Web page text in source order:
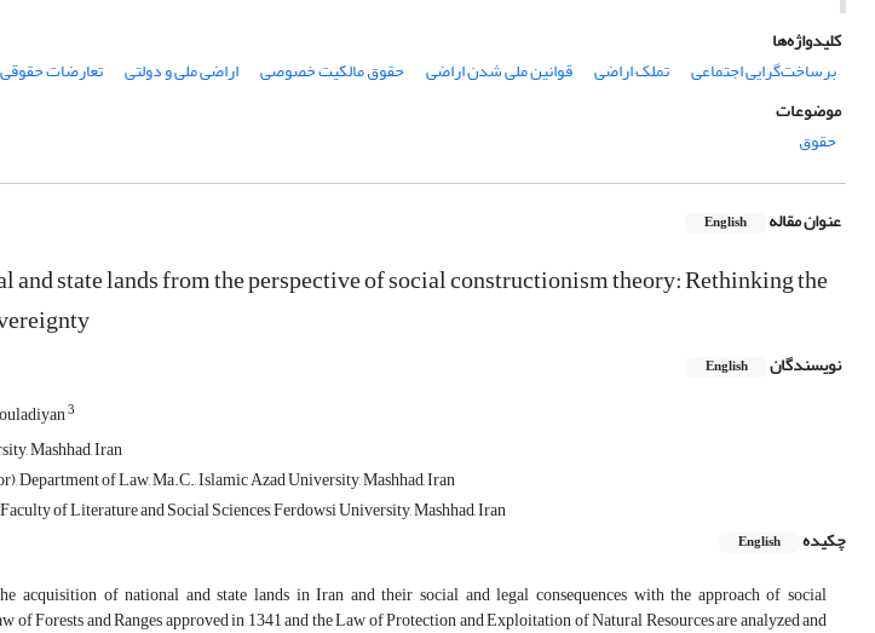
کلیدواژه‌ها
برساخت‌گرایی اجتماعی
تملک اراضی قوانین ملی شدن اراضی حقوق مالکیت خصوصی اراضی ملی و دولتی
تعارضات حقوقی
موضوعات
حقوق
عنوان مقاله English
state lands from the perspective of social constructionism theory: Rethinking the
نویسندگان English
3
Mashhad, Iran
of Law, Ma.C., Islamic Azad University, Mashhad, Iran
of Literature and Social Sciences, Ferdowsi University, Mashhad, Iran
چکیده
English
acquisition of national and state lands in Iran and their social and legal consequences with the approach of social
Forests and Ranges approved in 1341 and the Law of Protection and Exploitation of Natural Resources are analyzed and